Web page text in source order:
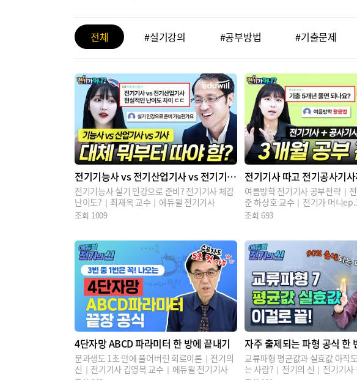
전체 #실기강의 #공부방법 #기출문제
전기기능사 vs 전기산업기사 vs 전기기사
뭐부터 따야 함?
전기기능사 실기 인강으로 준비? 전기기사 체감
난이도?｜최재욱 교수｜에듀윌 전기기사
조회 1009
전기기사 따고 전기공사기
여름방학 전기기사 공부전략｜
준 하상호 교수｜전기가 머니
기기사
조회693
4단자망 ABCD 파라미터 한 방에 끝내기
문과생도 1초 만에 풀어버린 회로이론｜전기의
신｜전기기사 김영복 교수｜에듀윌 전기기사
자주 출제되는 파형 공식 한
기
교류파형 평균값과 실효값 아직
는 사람?｜전기의 신｜전기기사